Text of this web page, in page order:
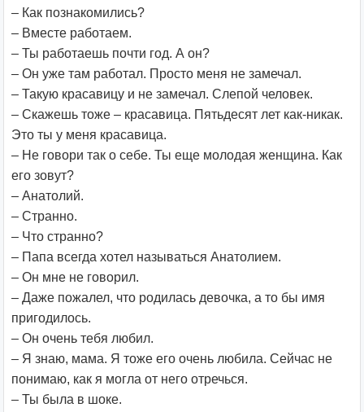
– Как познакомились?
– Вместе работаем.
– Ты работаешь почти год. А он?
– Он уже там работал. Просто меня не замечал.
– Такую красавицу и не замечал. Слепой человек.
– Скажешь тоже – красавица. Пятьдесят лет как-никак.
Это ты у меня красавица.
– Не говори так о себе. Ты еще молодая женщина. Как
его зовут?
– Анатолий.
– Странно.
– Что странно?
– Папа всегда хотел называться Анатолием.
– Он мне не говорил.
– Даже пожалел, что родилась девочка, а то бы имя
пригодилось.
– Он очень тебя любил.
– Я знаю, мама. Я тоже его очень любила. Сейчас не
понимаю, как я могла от него отречься.
– Ты была в шоке.